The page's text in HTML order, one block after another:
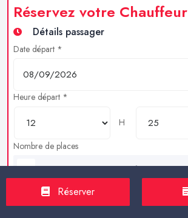
Réservez votre Chauffeur
Détails passager
Date départ *
Heure départ *
H
Nombre de places
Bagages en soutes
Réserver